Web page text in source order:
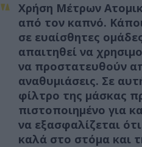
Χρήση Μέτρων
από τον καπνό.
σε ευαίσθητες
απαιτηθεί να
να προστατευθούν
αναθυμιάσεις. Σε
φίλτρο της μάσκας
πιστοποιημένο για
να εξασφαλίζεται
καλά στο στόμα και